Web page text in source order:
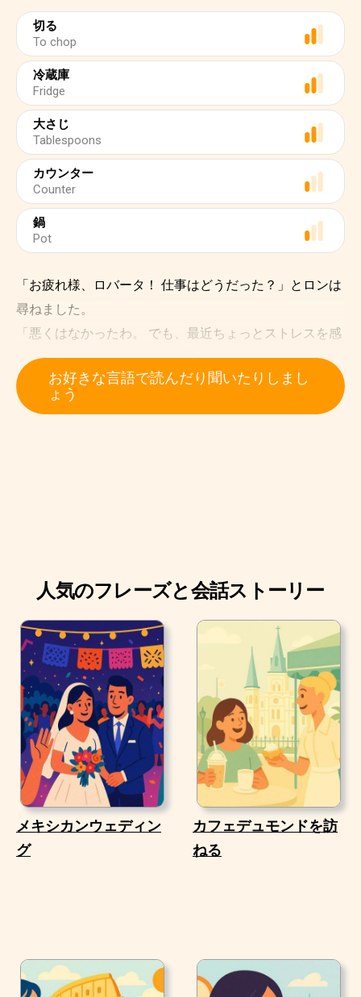
切る
To chop
冷蔵庫
Fridge
大さじ
Tablespoons
カウンター
Counter
鍋
Pot
「お疲れ様、ロバータ！ 仕事はどうだった？」とロンは
尋ねました。
「悪くはなかったわ。 でも、最近ちょっとストレスを感
じているの。」とロバータは答えました。
「僕と夕食の用意をしないかい？ 僕のおばあさんは、料
理ほどリラックスできるものはないと言っていたんだ
お好きな言語で読んだり聞いたりしまし
ょう
人気のフレーズと会話ストーリー
メキシカンウェディン
グ
カフェデュモンドを訪
ねる